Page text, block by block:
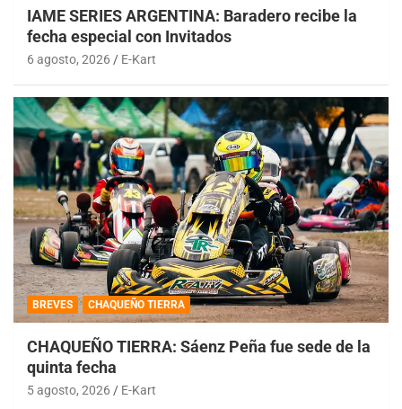
IAME SERIES ARGENTINA: Baradero recibe la
fecha especial con Invitados
6 agosto, 2026 E-Kart
BREVES CHAQUEÑO TIERRA
CHAQUEÑO TIERRA: Sáenz Peña fue sede de la
quinta fecha
5 agosto, 2026 E-Kart